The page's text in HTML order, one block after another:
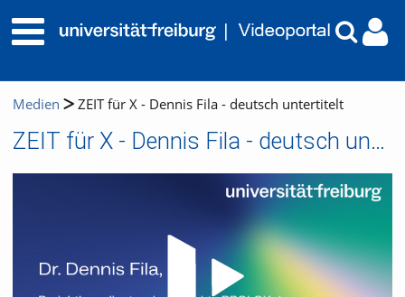
Medien ZEIT für X - Dennis Fila - deutsch untertitelt
ZEIT für X - Dennis Fila - deutsch untertitelt